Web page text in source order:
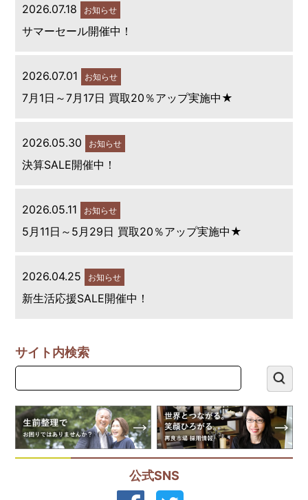
2026.07.18 お知らせ
サマーセール開催中！
2026.07.01 お知らせ
7月1日～7月17日 買取20％アップ実施中★
2026.05.30 お知らせ
決算SALE開催中！
2026.05.11 お知らせ
5月11日～5月29日 買取20％アップ実施中★
2026.04.25 お知らせ
新生活応援SALE開催中！
サイト内検索
公式SNS